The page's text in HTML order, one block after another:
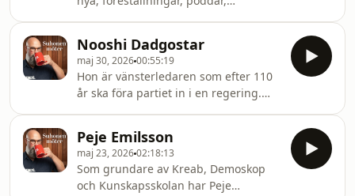
kommer han ifrån och vad drömmer
han om på natten?Idag möter jag
Youtubefenomenet Henrik Jönsson.
recept, kungahuset, public service,
det kommande valet, hur han kommer
rösta och vilka råd han hade givit till
våra politiker.
Nooshi Dadgostar
maj 30, 202600:55:19
Hon är vänsterledaren som efter 110
år ska föra partiet in i en regering.
har hon bytt bygghjälmen mot
shotsglaset. Men vem är hon, var
kommer hon ifrån och vad vill hon
uppnå under nästa mandatperiod.
Peje Emilsson
maj 23, 202602:18:13
Som grundare av Kreab, Demoskop
och Kunskapsskolan har Peje